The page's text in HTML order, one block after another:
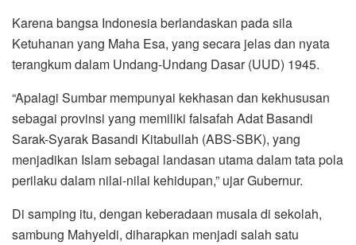
Karena bangsa Indonesia berlandaskan pada sila
Ketuhanan yang Maha Esa, yang secara jelas dan nyata
terangkum dalam Undang-Undang Dasar (UUD) 1945.
“Apalagi Sumbar mempunyai kekhasan dan kekhususan
sebagai provinsi yang memiliki falsafah Adat Basandi
Sarak-Syarak Basandi Kitabullah (ABS-SBK), yang
menjadikan Islam sebagai landasan utama dalam tata pola
perilaku dalam nilai-nilai kehidupan,” ujar Gubernur.
Di samping itu, dengan keberadaan musala di sekolah,
sambung Mahyeldi, diharapkan menjadi salah satu